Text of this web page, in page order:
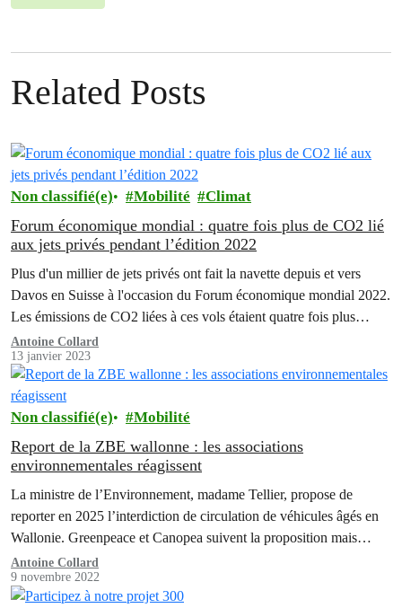
Related Posts
Non classifié(e) Mobilité Climat
Forum économique mondial : quatre fois plus de CO2 lié
aux jets privés pendant l’édition 2022
Plus d'un millier de jets privés ont fait la navette depuis et vers
Davos en Suisse à l'occasion du Forum économique mondial 2022.
Les émissions de CO2 liées à ces vols étaient quatre fois plus
élevées que ceux générés par les jets privés vers et depuis Davos
lors d'une semaine moyenne. C'est ce que révèle…
Antoine Collard
13 janvier 2023
Non classifié(e) Mobilité
Report de la ZBE wallonne : les associations
environnementales réagissent
La ministre de l’Environnement, madame Tellier, propose de
reporter en 2025 l’interdiction de circulation de véhicules âgés en
Wallonie. Greenpeace et Canopea suivent la proposition mais
insistent pour que cette…
Antoine Collard
9 novembre 2022